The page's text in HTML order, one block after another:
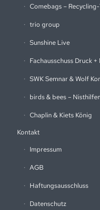
Comebags –
trio group
Sunshine Live
Fachausschuss Druck
SWK Semnar & Wolf
birds & bees –
Chaplin & Kiets König
Kontakt
Impressum
AGB
Haftungsausschluss
Datenschutz